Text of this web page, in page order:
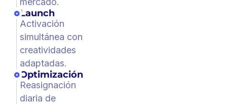
Launch
Activación
simultánea con
creatividades
adaptadas.
Optimización
Reasignación
diaria de